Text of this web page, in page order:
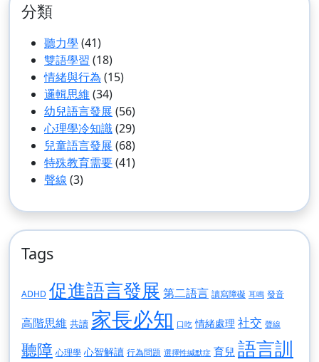
分類
聽力學(41)
雙語學習 (18)
情緒與行為 (15)
邏輯思維 (34)
幼兒語言發展 (56)
心理學冷知識(29)
兒童語言發展 (68)
特殊教育需要(41)
聲線 (3)
Tags
ADHD 促進語言發展 第二語言 讀寫障礙 耳鳴 發音
高階思維 共讀 家長必知 口吃 情緒處理 社交 聲線
聽障 心理學 心智解讀 行為問題 選擇性緘默症 育兒 語言訓